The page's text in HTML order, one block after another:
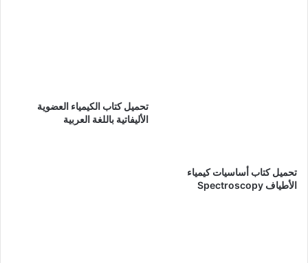
تحميل كتاب أساسيات كيمياء
الأطياف Spectroscopy
تحميل كتاب الكيمياء العضوية
الأليفاتية باللغة العربية